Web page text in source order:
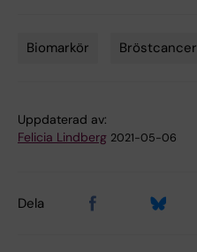
Biomarkör Bröstcancer
Uppdaterad av:
Felicia Lindberg 2021-05-06
Dela